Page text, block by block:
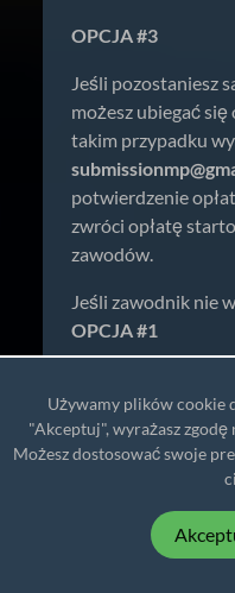
OPCJA #3
Jeśli pozostaniesz
możesz ubiegać
takim przypadku
potwierdzenie
zwróci opłatę
zawodów.
Jeśli zawodnik nie
OPCJA #1
Zmiana kategorii po
jest możliwa.
wypadku należy
Używamy plików cookie
"Akceptuj", wyrażasz
Możesz dostosować swoje